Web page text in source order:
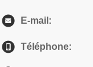
E-mail:
Téléphone: